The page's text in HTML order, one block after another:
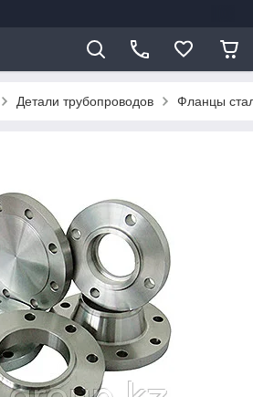
Детали трубопроводов Фланцы